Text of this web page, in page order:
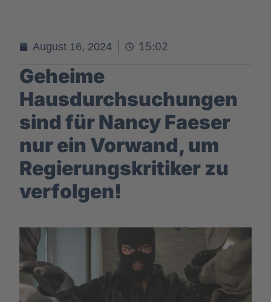
August 16, 2024 15:02
Geheime
Hausdurchsuchungen
sind für Nancy Faeser
nur ein Vorwand, um
Regierungskritiker zu
verfolgen!